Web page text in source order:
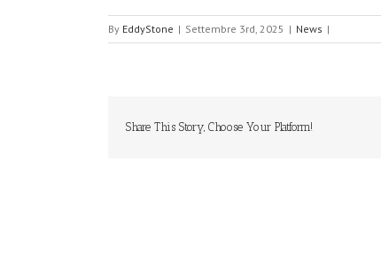
By EddyStone | Settembre 3rd, 2025 | News |
Share This Story, Choose Your Platform!